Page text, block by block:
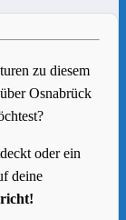
zu diesem
über Osnabrück
oder ein
deine